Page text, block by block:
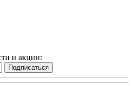
и акции:
Подписаться